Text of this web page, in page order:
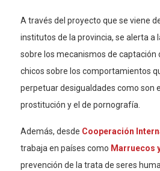
A través del proyecto que se viene
institutos de la provincia, se alerta a
sobre los mecanismos de captación
chicos sobre los comportamientos
perpetuar desigualdades como son
prostitución y el de pornografía.
Además, desde Cooperación
trabaja en países como Marruecos
prevención de la trata de seres